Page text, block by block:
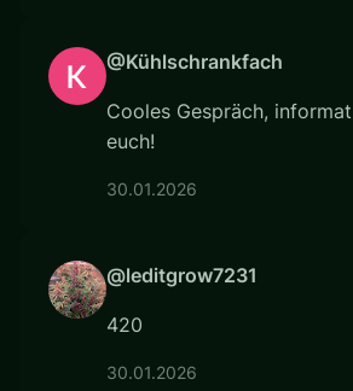
@Kühlschrankfach
Cooles Gespräch,
euch!
30.01.2026
@leditgrow7231
420
30.01.2026